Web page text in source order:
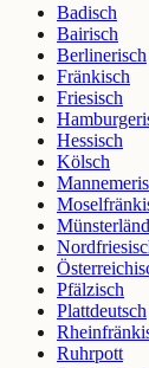
Badisch
Bairisch
Berlinerisch
Fränkisch
Friesisch
Hessisch
Kölsch
Pfälzisch
Plattdeutsch
Ruhrpott